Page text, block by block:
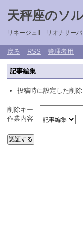
天秤座のソ
リネージュII リオナサー
戻る RSS 管理者用
記事編集
投稿時に設定した削除
削除キー
作業内容